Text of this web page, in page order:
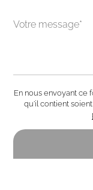
En nous envoyant ce
qu'il contient